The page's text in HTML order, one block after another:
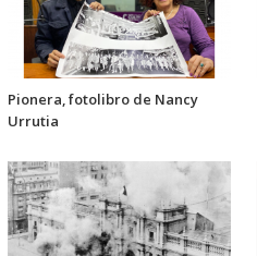
Pionera, fotolibro de Nancy
Urrutia